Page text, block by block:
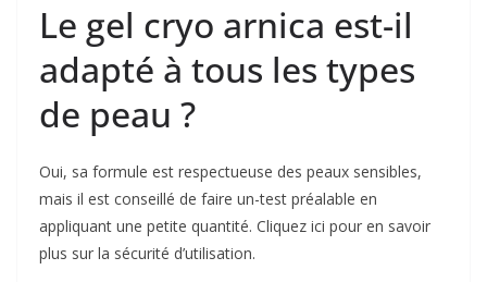
Le gel cryo arnica est-il
adapté à tous les types
de peau ?
Oui, sa formule est respectueuse des peaux sensibles,
mais il est conseillé de faire un-test préalable en
appliquant une petite quantité. Cliquez ici pour en savoir
plus sur la sécurité d’utilisation.